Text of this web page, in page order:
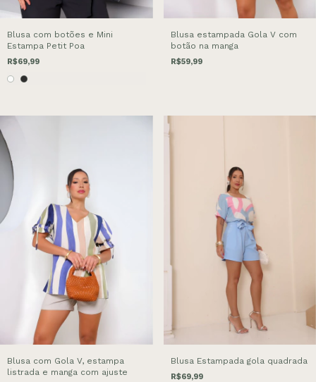
Blusa com botões e Mini
Estampa Petit Poa
R$69,99
Blusa estampada Gola V com
botão na manga
R$59,99
Blusa com Gola V, estampa
listrada e manga com ajuste
Blusa Estampada gola quadrada
R$69,99